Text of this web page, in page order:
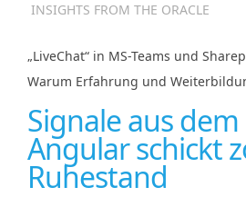
INSIGHTS FROM THE ORACLE
„LiveChat“ in MS-Teams und
Warum Erfahrung und
Signale aus
Angular schickt
Ruhestand